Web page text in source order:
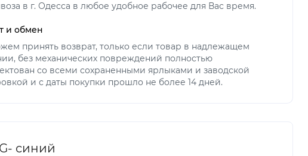
в г. Одесса в любое удобное рабочее для Вас время.
и обмен
принять возврат, только если товар в надлежащем
без механических повреждений полностью
со всеми сохраненными ярлыками и заводской
и с даты покупки прошло не более 14 дней.
синий